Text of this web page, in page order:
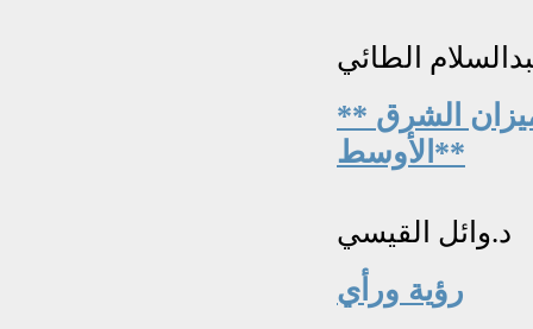
الطائي
** ٨ آب ١٩٨٨... حين غيّر جيش العراق ميزان الشرق
الأوسط**
د.وائل القيسي
رؤية ورأي